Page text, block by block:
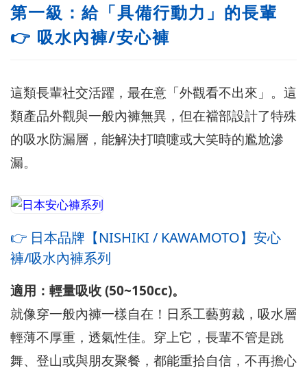
第一級：給「具備行動力」的長輩
👉 吸水內褲/安心褲
這類長輩社交活躍，最在意「外觀看不出來」。這
類產品外觀與一般內褲無異，但在襠部設計了特殊
的吸水防漏層，能解決打噴嚏或大笑時的尷尬滲
漏。
👉 日本品牌【NISHIKI / KAWAMOTO】安心
褲/吸水內褲系列
適用：輕量吸收 (50~150cc)。
就像穿一般內褲一樣自在！日系工藝剪裁，吸水層
輕薄不厚重，透氣性佳。穿上它，長輩不管是跳
舞、登山或與朋友聚餐，都能重拾自信，不再擔心